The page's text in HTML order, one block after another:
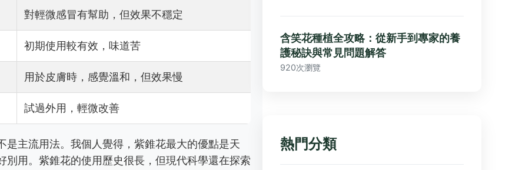
對輕微感冒有幫助，但效果不穩定
初期使用較有效，味道苦
用於皮膚時，感覺溫和，但效果慢
試過外用，輕微改善
主流用法。我個人覺得，紫錐花最大的優點是天
用。紫錐花的使用歷史很長，但現代科學還在探索
含笑花種植全攻略：從新手到專家的養
護秘訣與常見問題解答
920次瀏覽
熱門分類